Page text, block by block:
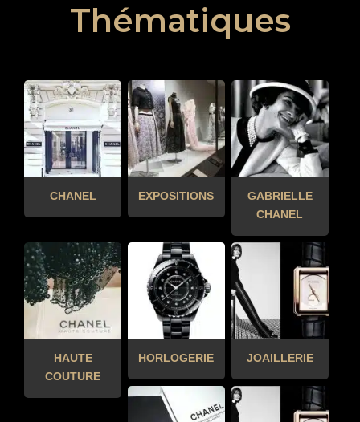
Thématiques
CHANEL EXPOSITIONS
GABRIELLE
CHANEL
HAUTE
COUTURE
HORLOGERIE JOAILLERIE